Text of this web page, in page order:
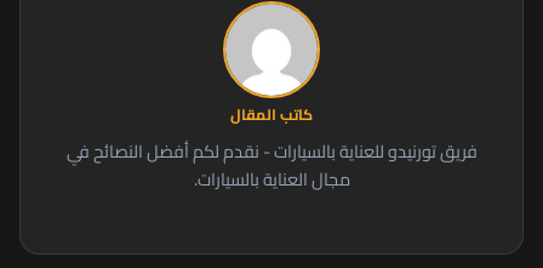
كاتب المقال
فريق تورنيدو للعناية بالسيارات - نقدم لكم أفضل النصائح في
مجال العناية بالسيارات.